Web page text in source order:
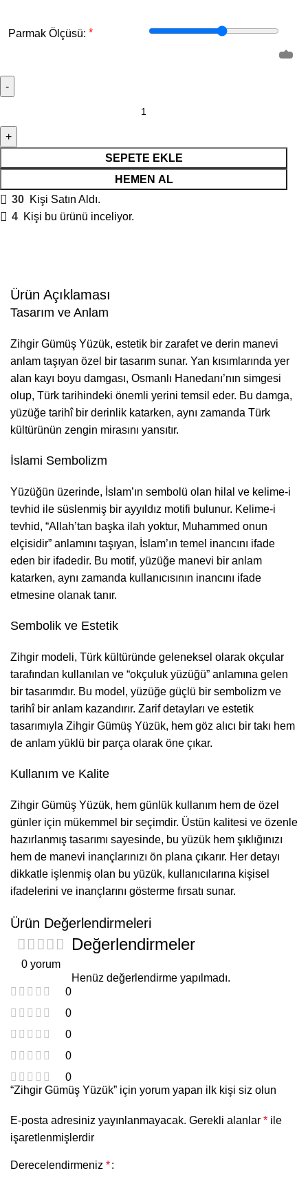
Parmak Ölçüsü: *
SEPETE EKLE
HEMEN AL
30 Kişi Satın Aldı.
4 Kişi bu ürünü inceliyor.
Ürün Açıklaması
Tasarım ve Anlam
Zihgir Gümüş Yüzük, estetik bir zarafet ve derin manevi
anlam taşıyan özel bir tasarım sunar. Yan kısımlarında yer
alan kayı boyu damgası, Osmanlı Hanedanı’nın simgesi
olup, Türk tarihindeki önemli yerini temsil eder. Bu damga,
yüzüğe tarihî bir derinlik katarken, aynı zamanda Türk
kültürünün zengin mirasını yansıtır.
İslami Sembolizm
Yüzüğün üzerinde, İslam’ın sembolü olan hilal ve kelime-i
tevhid ile süslenmiş bir ayyıldız motifi bulunur. Kelime-i
tevhid, “Allah’tan başka ilah yoktur, Muhammed onun
elçisidir” anlamını taşıyan, İslam’ın temel inancını ifade
eden bir ifadedir. Bu motif, yüzüğe manevi bir anlam
katarken, aynı zamanda kullanıcısının inancını ifade
etmesine olanak tanır.
Sembolik ve Estetik
Zihgir modeli, Türk kültüründe geleneksel olarak okçular
tarafından kullanılan ve “okçuluk yüzüğü” anlamına gelen
bir tasarımdır. Bu model, yüzüğe güçlü bir sembolizm ve
tarihî bir anlam kazandırır. Zarif detayları ve estetik
tasarımıyla Zihgir Gümüş Yüzük, hem göz alıcı bir takı hem
de anlam yüklü bir parça olarak öne çıkar.
Kullanım ve Kalite
Zihgir Gümüş Yüzük, hem günlük kullanım hem de özel
günler için mükemmel bir seçimdir. Üstün kalitesi ve özenle
hazırlanmış tasarımı sayesinde, bu yüzük hem şıklığınızı
hem de manevi inançlarınızı ön plana çıkarır. Her detayı
dikkatle işlenmiş olan bu yüzük, kullanıcılarına kişisel
ifadelerini ve inançlarını gösterme fırsatı sunar.
Ürün Değerlendirmeleri
0 yorum
0
0
0
0
0
Değerlendirmeler
Henüz değerlendirme yapılmadı.
“Zihgir Gümüş Yüzük” için yorum yapan ilk kişi siz olun
E-posta adresiniz yayınlanmayacak. Gerekli alanlar * ile
işaretlenmişlerdir
Derecelendirmeniz *